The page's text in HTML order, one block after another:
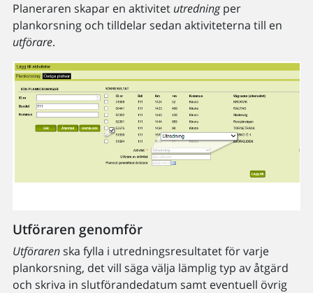
Planeraren skapar en aktivitetutredningper
plankorsning och tilldelar sedan aktiviteterna till en
utförare.
Utföraren genomför
Utförarenska fylla i utredningsresultatet för varje
plankorsning, det vill säga välja lämplig typ av åtgärd
och skriva in slutförandedatum samt eventuell övrig